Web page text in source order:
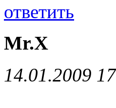
ответить
Mr.X
14.01.2009